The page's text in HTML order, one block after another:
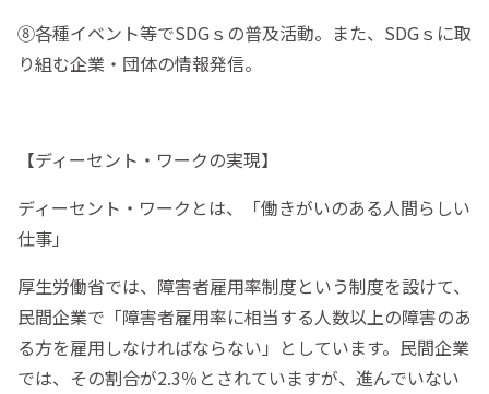
⑧各種イベント等でSDGｓの普及活動。また、SDGｓに取
り組む企業・団体の情報発信。
【ディーセント・ワークの実現】
ディーセント・ワークとは、「働きがいのある人間らしい
仕事」
厚生労働省では、障害者雇用率制度という制度を設けて、
民間企業で「障害者雇用率に相当する人数以上の障害のあ
る方を雇用しなければならない」としています。民間企業
では、その割合が2.3％とされていますが、進んでいない